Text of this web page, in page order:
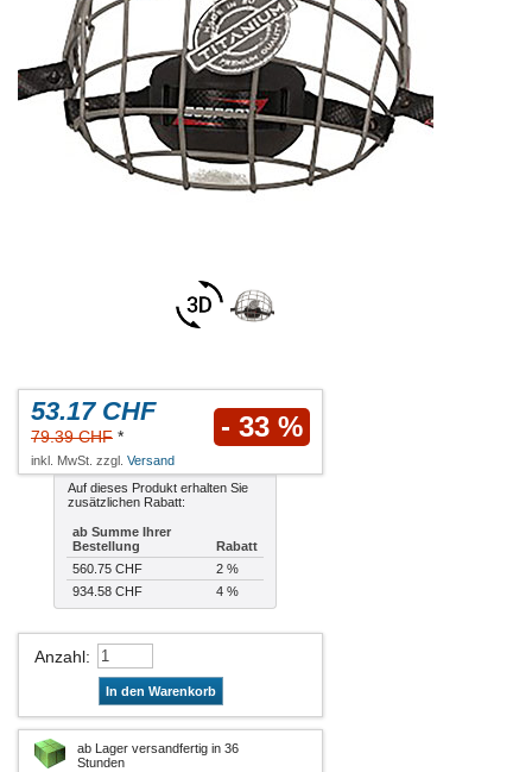
53.17 CHF
79.39 CHF * - 33 %
inkl. MwSt. zzgl. Versand
Auf dieses Produkt erhalten Sie
zusätzlichen Rabatt:
ab Summe Ihrer
Bestellung
Rabatt
560.75 CHF
2 %
934.58 CHF
4 %
Anzahl:
In den Warenkorb
ab Lager versandfertig in 36
Stunden